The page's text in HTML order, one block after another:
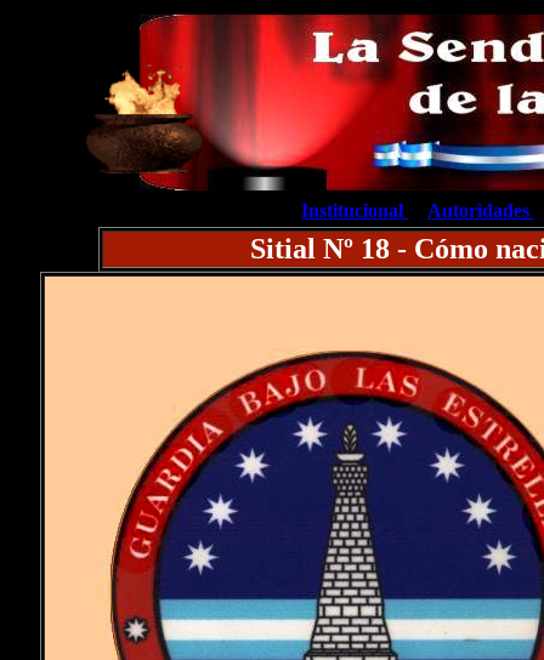
Institucional Autoridades
Sitial Nº 18 - Cómo